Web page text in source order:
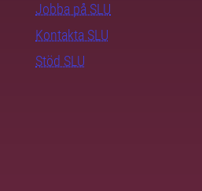
Jobba på SLU
Kontakta SLU
Stöd SLU